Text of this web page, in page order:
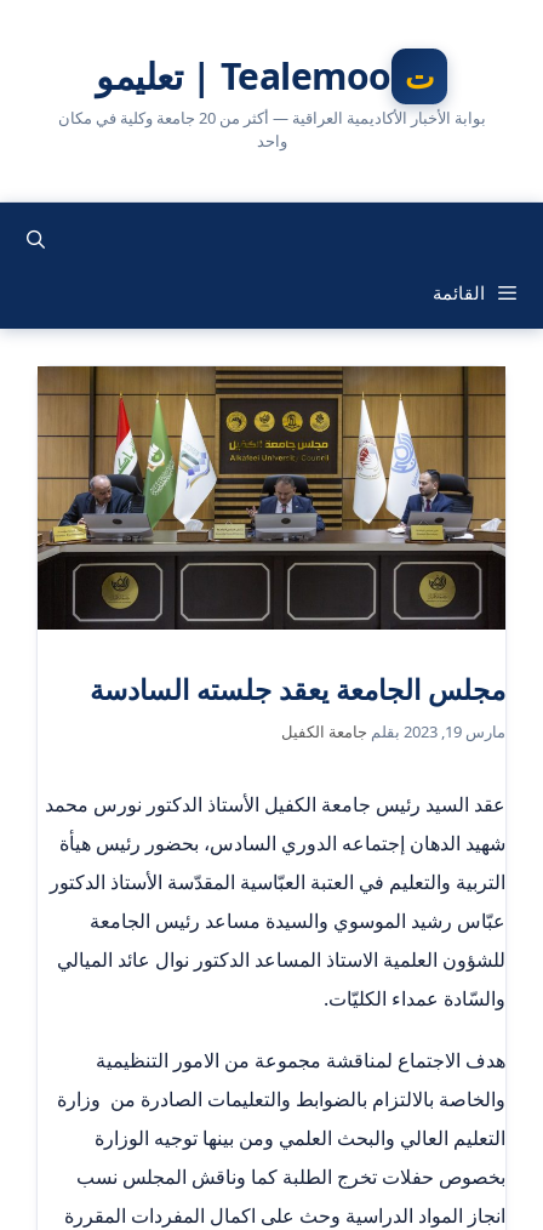
Tealemoo | تعليمو
بوابة الأخبار الأكاديمية العراقية — أكثر من 20 جامعة وكلية في مكان
واحد
القائمة
مجلس الجامعة يعقد جلسته السادسة
مارس 19, 2023 بقلم جامعة الكفيل
عقد السيد رئيس جامعة الكفيل الأستاذ الدكتور نورس محمد
شهيد الدهان إجتماعه الدوري السادس، بحضور رئيس هيأة
التربية والتعليم في العتبة العبّاسية المقدّسة الأستاذ الدكتور
عبّاس رشيد الموسوي والسيدة مساعد رئيس الجامعة
للشؤون العلمية الاستاذ المساعد الدكتور نوال عائد الميالي
والسّادة عمداء الكليّات.
هدف الاجتماع لمناقشة مجموعة من الامور التنظيمية
والخاصة بالالتزام بالضوابط والتعليمات الصادرة من وزارة
التعليم العالي والبحث العلمي ومن بينها توجيه الوزارة
بخصوص حفلات تخرج الطلبة كما وناقش المجلس نسب
انجاز المواد الدراسية وحث على اكمال المفردات المقررة